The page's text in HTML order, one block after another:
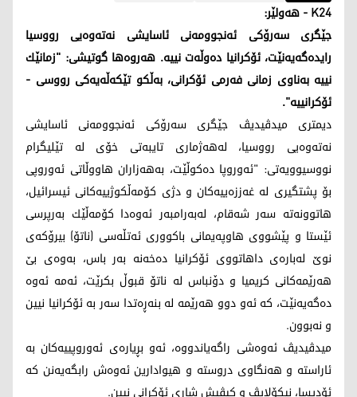
K24 - هەولێر:
جێگری سه‌رۆكی ئه‌نجوومه‌نی ئاسایشی نه‌ته‌وه‌یی رووسیا
رایده‌گه‌یه‌نێت، ئۆكرانیا ده‌وڵه‌ت نییه‌. هه‌روه‌ها گوتیشی: "زمانێك
نییه‌ به‌ناوی زمانی فه‌رمی ئۆكرانی، به‌ڵكو تێكه‌ڵه‌یه‌كی رووسی -
ئۆكرانییه‌".
دیمتری میدڤیدیڤ جێگری سه‌رۆكی ئه‌نجوومه‌نی ئاسایشی
نه‌ته‌وه‌یی رووسیا، له‌هه‌ژماری تایبه‌تی خۆی له‌ تێلیگرام
نووسیوویه‌تی: "ئه‌وروپا ده‌كوڵێت، به‌هه‌زاران هاووڵاتی ئه‌وروپی
بۆ پشتگیری له‌ غه‌ززه‌ییه‌كان و دژی كۆمه‌ڵكوژییه‌كانی ئیسرائیل،
هاتوونه‌ته‌ سه‌ر شه‌قام، له‌به‌رامبه‌ر ئه‌وه‌دا كۆمه‌ڵێك به‌رپرسی
ئێستا و پێشووی هاوپه‌یمانی باكووری ئه‌تڵه‌سی (ناتۆ) بیرۆكه‌ی
نوێ له‌باره‌ی داهاتووی ئۆكرانیا ده‌خه‌نه‌ به‌ر باس، به‌وه‌ی بێ
هه‌رێمه‌كانی كریمیا و دۆنباس له‌ ناتۆ قبوڵ بكرێت، ئه‌مه‌ ئه‌وه‌
ده‌گه‌یه‌نێت، كه‌ ئه‌و دوو هه‌رێمه‌ له‌ بنه‌ڕه‌تدا سه‌ر به‌ ئۆكرانیا نیین
و نه‌بوون.
میدڤیدیڤ ئه‌وه‌شی راگه‌یاندووه‌، ئه‌و بڕیاره‌ی ئه‌وروپییه‌كان به‌
ئاراسته‌ و هه‌نگاوی دروسته‌ و هیوادارین ئه‌وه‌ش رابگه‌یه‌نن كه‌